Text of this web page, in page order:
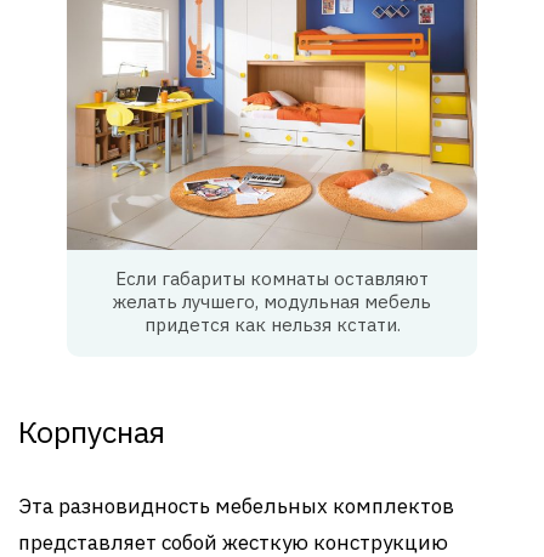
Если габариты комнаты оставляют
желать лучшего, модульная мебель
придется как нельзя кстати.
Корпусная
Эта разновидность мебельных комплектов
представляет собой жесткую конструкцию